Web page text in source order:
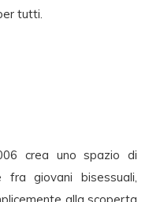
tutti.
crea uno spazio di
fra giovani bisessuali,